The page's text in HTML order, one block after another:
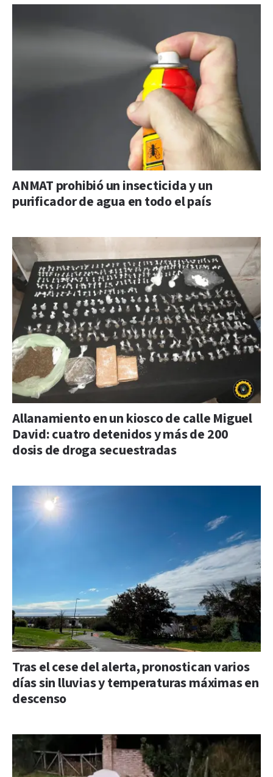
ANMAT prohibió un insecticida y un
purificador de agua en todo el país
Allanamiento en un kiosco de calle Miguel
David: cuatro detenidos y más de 200
dosis de droga secuestradas
Tras el cese del alerta, pronostican varios
días sin lluvias y temperaturas máximas en
descenso